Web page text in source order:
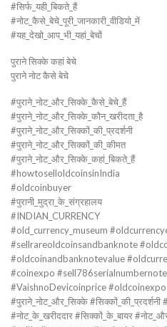
#सिर्फ_यही_बिकते_हैं
#नोट_कैसे_बेचे_पूरी_जानकारी_वीडियो_में
#यह_देखो_आप_भी_यहां_बेचों
पुराने सिक्के कहां बेचे
पुराने नोट कैसे बेचे
#पुराने_नोट_और_सिक्के_कैसे_बेचे_हैं
#पुराने_नोट_और_सिक्के_कौन_खरीदता_है
#पुराने_नोट_और_सिक्कों_की_प्रदर्शनी
#पुराने_नोट_और_सिक्कों_की_कीमत
#पुराने_नोट_और_सिक्के_कहां_बिकते_हैं
#howtoselloldcoinsinIndia
#oldcoinbuyer
#पुरानी_मुद्रा_के_संग्रहालय
#INDIAN_CURRENCY
#old_currency_museum
#sellrareoldcoinsandbanknote
#oldcoinandbanknotevalue
#coinexpo
#VaishnoDevicoinprice
#पुराने_नोट_और_सिक्के
#नोट_के_खरीददार #सिक्कों_के_बायर